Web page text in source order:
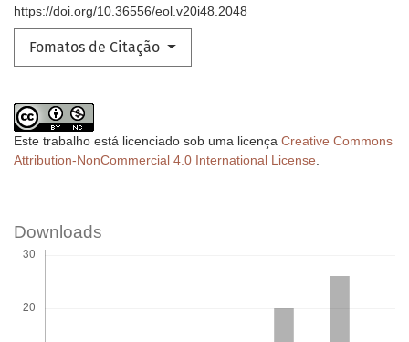
https://doi.org/10.36556/eol.v20i48.2048
Fomatos de Citação
Este trabalho está licenciado sob uma licença Creative Commons
Attribution-NonCommercial 4.0 International License.
Downloads